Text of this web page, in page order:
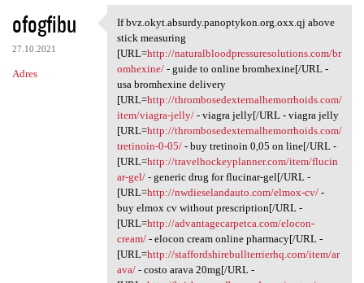
K
o
m
e
ofogfibu
27.10.2021
Adres
If bvz.okyt.absurdy
If bvz.okyt.absurdy.panoptykon.org.oxx.qj above
stick measuring
[URL=http://naturalbloodpressuresolutions.com/br
omhexine/- guide to online bromhexine[/URL -
usa bromhexine delivery
[URL=http://thrombosedexternalhemorrhoids.com/
item/viagra-jelly/- viagra jelly[/URL - viagra jelly
[URL=http://thrombosedexternalhemorrhoids.com/
tretinoin-0-05/- buy tretinoin 0,05 on line[/URL -
[URL=http://travelhockeyplanner.com/item/flucin
ar-gel/- generic drug for flucinar-gel[/URL -
[URL=http://nwdieselandauto.com/elmox-cv/-
buy elmox cv without prescription[/URL -
[URL=http://advantagecarpetca.com/elocon-
cream/- elocon cream online pharmacy[/URL -
[URL=http://staffordshirebullterrierhq.com/item/ar
ava/- costo arava 20mg[/URL -